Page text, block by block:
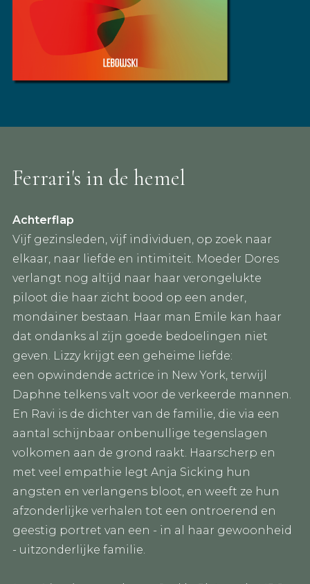
Ferrari's in de hemel
Achterflap
Vijf gezinsleden, vijf individuen, op zoek naar
elkaar, naar liefde en intimiteit. Moeder Dores
verlangt nog altijd naar haar verongelukte
piloot die haar zicht bood op een ander,
mondainer bestaan. Haar man Emile kan haar
dat ondanks al zijn goede bedoelingen niet
geven. Lizzy krijgt een geheime liefde:
een opwindende actrice in New York, terwijl
Daphne telkens valt voor de verkeerde mannen.
En Ravi is de dichter van de familie, die via een
aantal schijnbaar onbenullige tegenslagen
volkomen aan de grond raakt. Haarscherp en
met veel empathie legt Anja Sicking hun
angsten en verlangens bloot, en weeft ze hun
afzonderlijke verhalen tot een ontroerend en
geestig portret van een - in al haar gewoonheid
- uitzonderlijke familie.